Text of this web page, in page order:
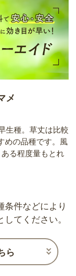
メ
生種。草丈は比較
めの品種です。風
る程度量もとれ
件などにより
てください。
ら